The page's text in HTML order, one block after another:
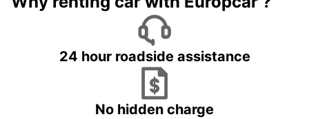
24 hour roadside assistance
No hidden charge